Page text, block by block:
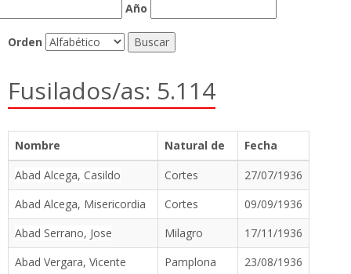
Año
Orden
Fusilados/as: 5.114
Nombre Natural de
Fecha
Abad Alcega, Casildo
Cortes
27/07/1936
Abad Alcega, Misericordia
Cortes
09/09/1936
Abad Serrano, Jose
Milagro
17/11/1936
Abad Vergara, Vicente
Pamplona
23/08/1936